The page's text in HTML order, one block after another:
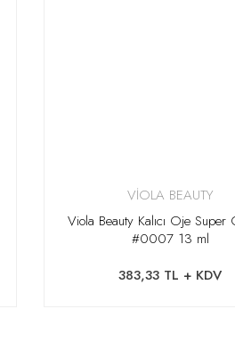
VİOLA BEAUTY
Viola Beauty Kalıcı Oje Super
#0007 13 ml
383,33 TL + KDV